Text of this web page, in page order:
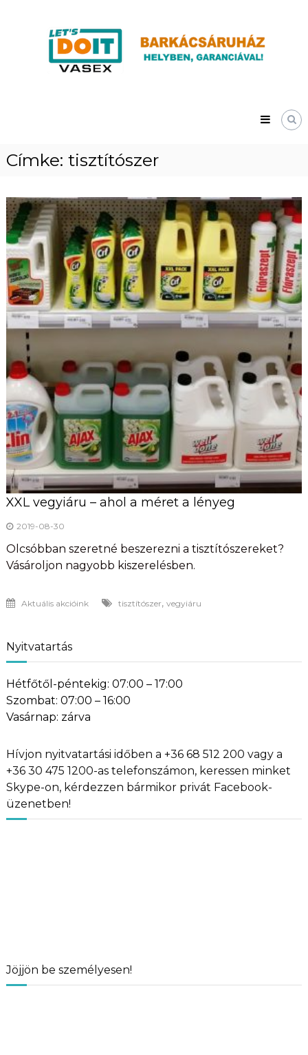
Címke: tisztítószer
XXL vegyiáru – ahol a méret a lényeg
2019-08-30
Olcsóbban szeretné beszerezni a tisztítószereket?
Vásároljon nagyobb kiszerelésben.
Aktuális akcióink tisztítószer, vegyiáru
Nyitvatartás
Hétfőtől-péntekig: 07:00 – 17:00
Szombat: 07:00 – 16:00
Vasárnap: zárva
Hívjon nyitvatartási időben a +36 68 512 200 vagy a
+36 30 475 1200-as telefonszámon, keressen minket
Skype-on, kérdezzen bármikor privát Facebook-
üzenetben!
Jöjjön be személyesen!